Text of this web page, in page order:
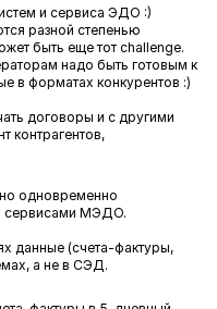
и сервиса ЭДО :)
разной степенью
быть еще тот challenge.
надо быть готовым к
в форматах конкурентов :)
договоры и с другими
контрагентов,
одновременно
сервисами МЭДО.
данные (счета-фактуры,
а не в СЭД.